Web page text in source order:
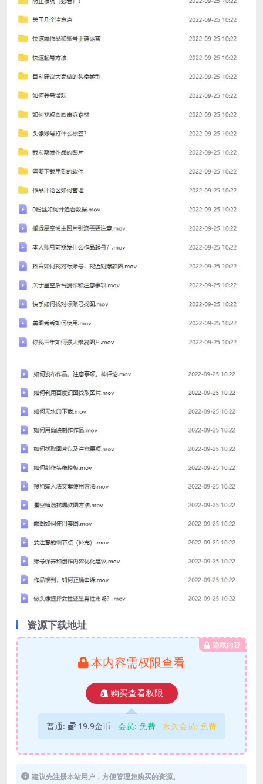
资源下载地址
隐藏内容
本内容需权限查看
购买查看权限
普通: 19.9金币 会员: 免费 永久会员: 免费
建议先注册本站用户，方便管理您购买的资源。